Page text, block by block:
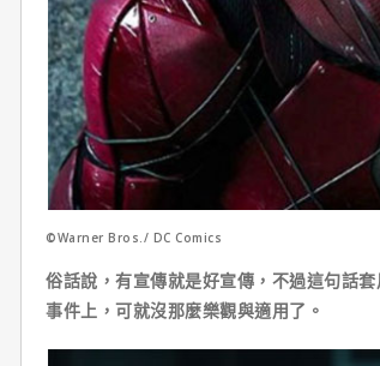
©Warner Bros./ DC Comics
俗話說，有宣傳就是好宣傳，不過這句話
事件上，可就沒那麼樂觀與適用了。